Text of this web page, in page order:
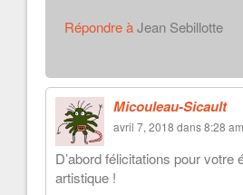
Répondre àJean Sebillotte
Micouleau-Sicault
avril 7, 2018 dans 8:28 am
D’abord félicitations pour votre
artistique !